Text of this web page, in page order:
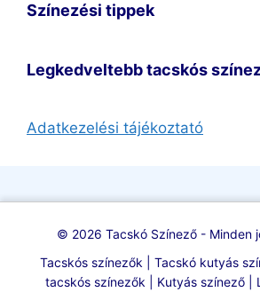
Színezési tippek
Legkedveltebb tacskós
Adatkezelési tájékoztató
© 2026 Tacskó Színező - Minden
Tacskós színezők | Tacskó kutyás
tacskós színezők | Kutyás színező |